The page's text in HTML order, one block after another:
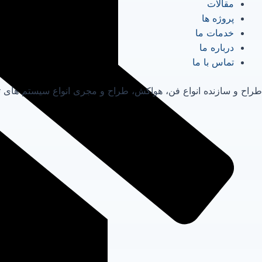
مقالات
پروژه ها
خدمات ما
درباره ما
تماس با ما
طراح و سازنده انواع فن، هواکش، طراح و مجری انواع سیستم های